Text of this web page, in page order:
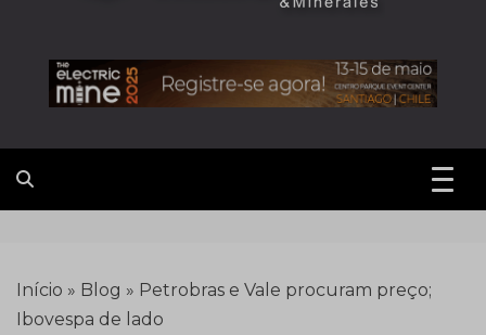
Revista
Minérios &
Minerales
Início » Blog » Petrobras e Vale procuram preço;
Ibovespa de lado